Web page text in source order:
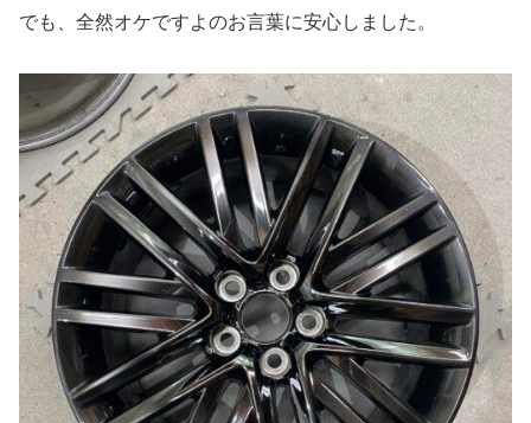
でも、全然オケですよのお言葉に安心しました。